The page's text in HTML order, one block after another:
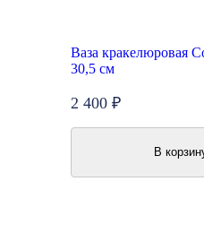
Ваза кракелюровая
30,5 см
2 400 ₽
В